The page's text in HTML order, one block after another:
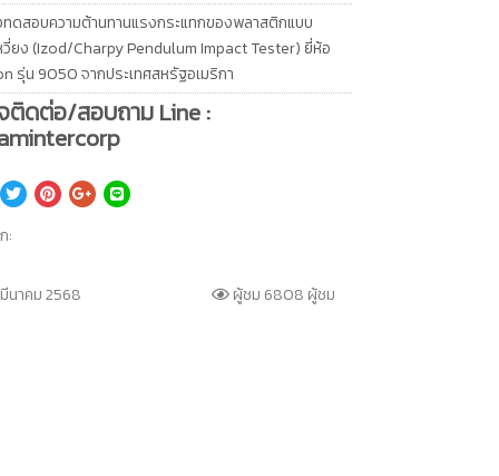
ทดสอบความต้านทานแรงกระแทกของพลาสติกแบบ
วี่ยง (Izod/Charpy Pendulum Impact Tester) ยี่ห้อ
รุ่น 9050 จากประเทศสหรัฐอเมริกา
ติดต่อ/สอบถาม Line :
:
นาคม 2568 ผู้ชม 6808 ผู้ชม